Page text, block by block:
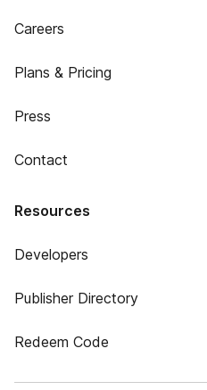
Careers
Plans & Pricing
Press
Contact
Resources
Developers
Publisher Directory
Redeem Code